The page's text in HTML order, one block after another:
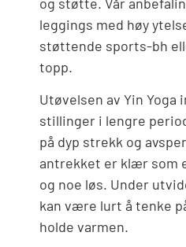
leggings med høy
støttende sports-bh
topp.
Utøvelsen av Yin
stillinger i lengre
på dyp strekk og
antrekket er klær som
og noe løs. Under
kan være lurt å tenke
holde varmen.